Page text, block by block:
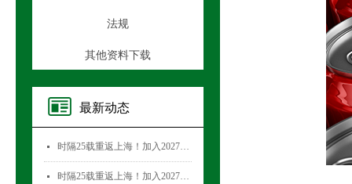
法规
其他资料下载
最新动态
넷 时隔25载重返上海！加入2027国际气雾剂与金属容器展览会，直面30,000+全球买家！
넷 时隔25载重返上海！加入2027国际气雾剂与金属容器展览会，直面30,000+全球买家！